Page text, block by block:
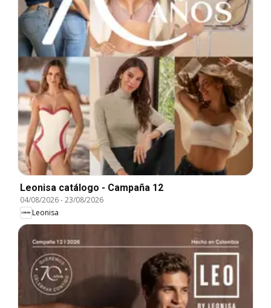
Leonisa catálogo - Campaña 12
04/08/2026-23/08/2026
Leonisa